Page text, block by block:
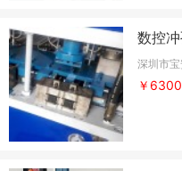
数控
深圳市
￥